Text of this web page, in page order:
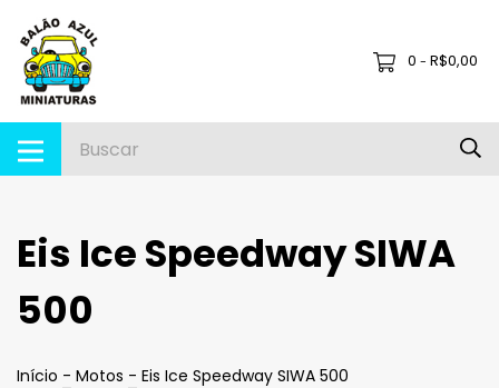
0 - R$0,00
Eis Ice Speedway SIWA
500
Início - Motos - Eis Ice Speedway SIWA 500